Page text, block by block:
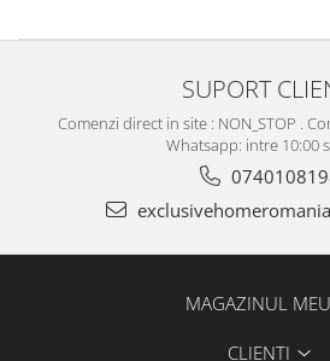
SUPORT
Comenzi direct in site : NON_STOP .
Whatsapp: intre 10:00
MAGAZINUL MEU
CLIENTI